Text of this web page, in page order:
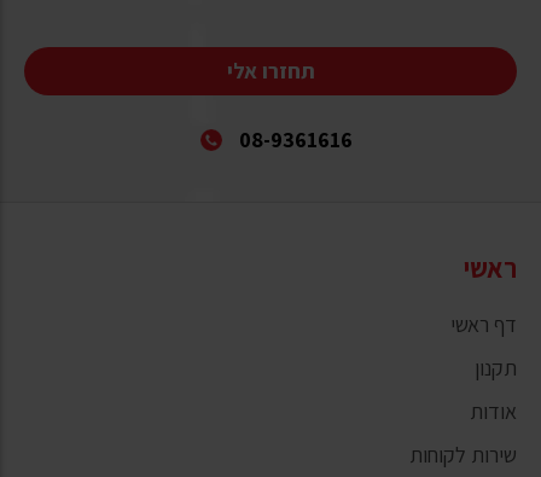
תחזרו אלי
08-9361616
ראשי
דף ראשי
תקנון
אודות
שירות לקוחות